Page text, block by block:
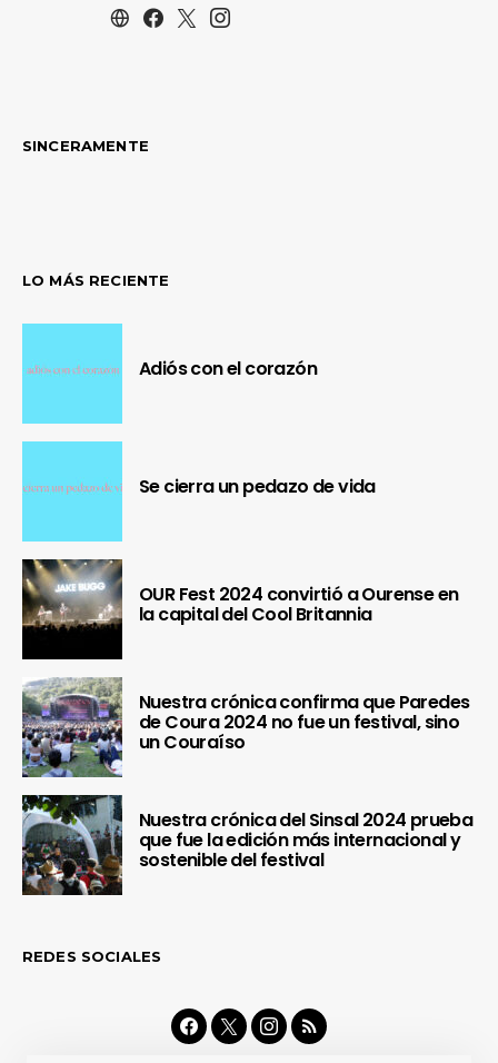
SINCERAMENTE
LO MÁS RECIENTE
Adiós con el corazón
Se cierra un pedazo de vida
OUR Fest 2024 convirtió a Ourense en
la capital del Cool Britannia
Nuestra crónica confirma que Paredes
de Coura 2024 no fue un festival, sino
un Couraíso
Nuestra crónica del Sinsal 2024 prueba
que fue la edición más internacional y
sostenible del festival
REDES SOCIALES